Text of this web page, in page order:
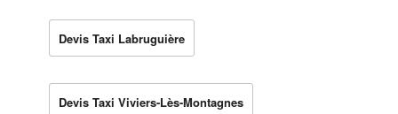
Devis Taxi Labruguière
Devis Taxi Viviers-Lès-Montagnes